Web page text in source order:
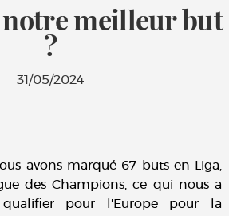
notre meilleur but
?
31/05/2024
avons marqué 67 buts en Liga,
des Champions, ce qui nous a
pour l'Europe pour la